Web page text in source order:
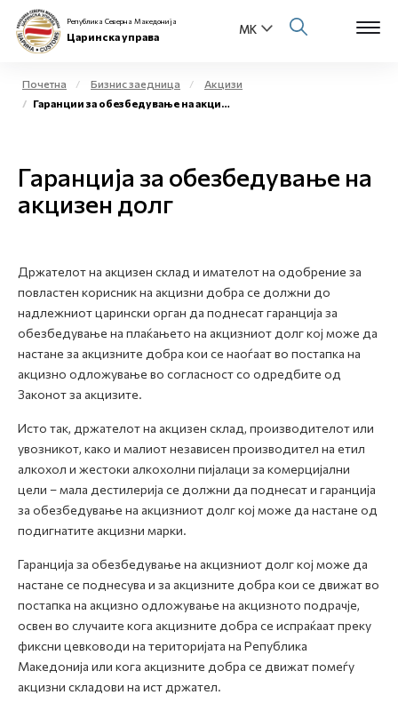
Физички лица
Бизнис заедница
Контакт
Е-Весник
Република Северна Македонија
Царинска управа
Почетна Бизнис заедница
Акцизи
Гаранции за обезбедување на акцизен долг
Гаранција за обезбедување на
акцизен долг
Држателот на акцизен склад и имателот на одобрение за
повластен корисник на акцизни добра се должни до
надлежниот царински орган да поднесат гаранција за
обезбедување на плаќањето на акцизниот долг кој може да
настане за акцизните добра кои се наоѓаат во постапка на
акцизно одложување во согласност со одредбите од
Законот за акцизите.
Исто так, држателот на акцизен склад, производителот или
увозникот, како и малиот независен производител на етил
алкохол и жестоки алкохолни пијалаци за комерцијални
цели – мала дестилерија се должни да поднесат и гаранција
за обезбедување на акцизниот долг кој може да настане од
подигнатите акцизни марки.
Гаранција за обезбедување на акцизниот долг кој може да
настане се поднесува и за акцизните добра кои се движат во
постапка на акцизно одложување на акцизното подрачје,
освен во случаите кога акцизните добра се испраќаат преку
фиксни цевководи на територијата на Република
Македонија или кога акцизните добра се движат помеѓу
акцизни складови на ист држател.